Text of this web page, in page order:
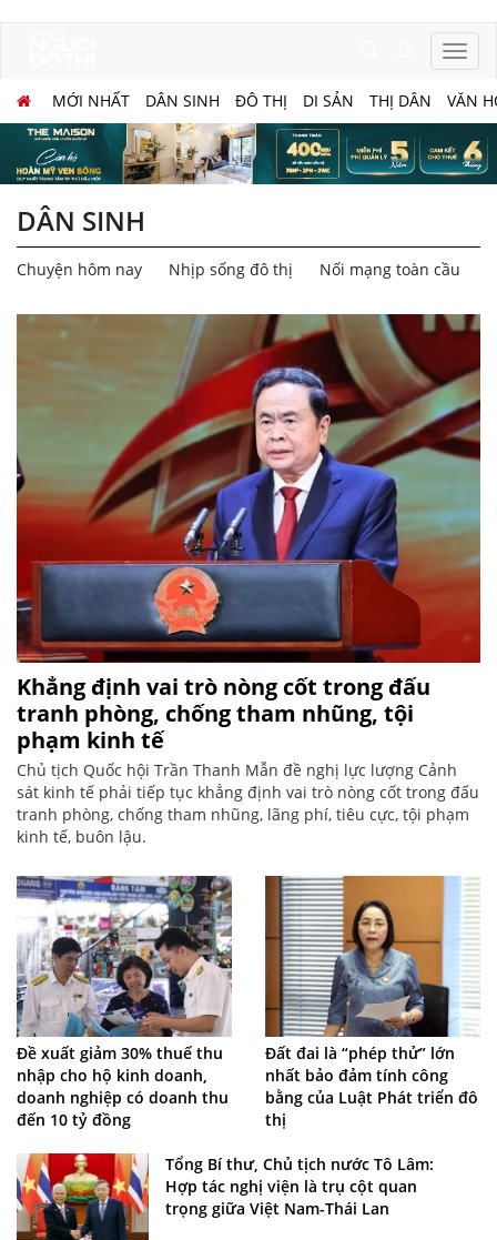
MỚI NHẤT DÂN SINH ĐÔ THỊ DI SẢN THỊ DÂN VĂN
DÂN SINH
Chuyện hôm nay Nhịp sống đô thị Nối mạng toàn cầu
Khẳng định vai trò nòng cốt trong đấu
tranh phòng, chống tham nhũng, tội
phạm kinh tế
Chủ tịch Quốc hội Trần Thanh Mẫn đề nghị lực lượng Cảnh
sát kinh tế phải tiếp tục khẳng định vai trò nòng cốt trong đấu
tranh phòng, chống tham nhũng, lãng phí, tiêu cực, tội phạm
kinh tế, buôn lậu.
Đề xuất giảm 30% thuế thu
nhập cho hộ kinh doanh,
doanh nghiệp có doanh thu
đến 10 tỷ đồng
Đất đai là “phép thử” lớn
nhất bảo đảm tính công
bằng của Luật Phát triển đô
thị
Tổng Bí thư, Chủ tịch nước Tô Lâm:
Hợp tác nghị viện là trụ cột quan
trọng giữa Việt Nam-Thái Lan